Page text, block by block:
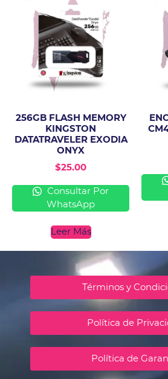
256GB FLASH MEMORY
KINGSTON
DATATRAVELER EXODIA
ONYX
$25.00
Consultar Por
WhatsApp
Leer Más
Términos y
Política de
Política de